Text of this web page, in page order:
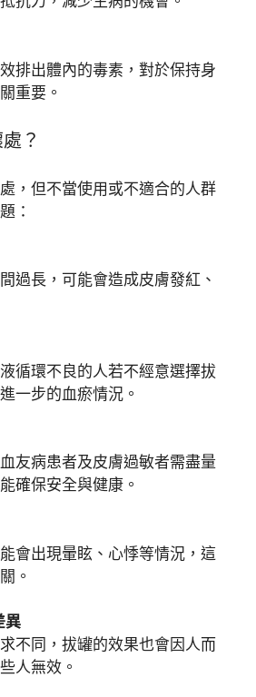
排出體內的毒素，對於保持身
重要。
？
，但不當使用或不適合的人群
：
過長，可能會造成皮膚發紅、
循環不良的人若不經意選擇拔
一步的血瘀情況。
友病患者及皮膚過敏者需盡量
確保安全與健康。
會出現暈眩、心悸等情況，這
。
異
不同，拔罐的效果也會因人而
人無效。